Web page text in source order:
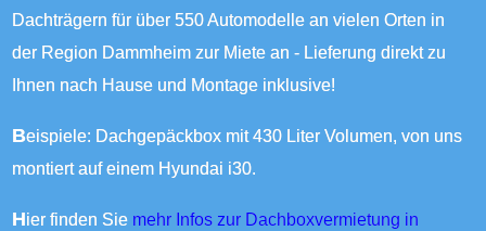
Dachträgern für über 550 Automodelle an vielen Orten in
der Region Dammheim zur Miete an - Lieferung direkt zu
Ihnen nach Hause und Montage inklusive!
Beispiele: Dachgepäckbox mit 430 Liter Volumen, von uns
montiert auf einem Hyundai i30.
Hier finden Sie mehr Infos zur Dachboxvermietung in